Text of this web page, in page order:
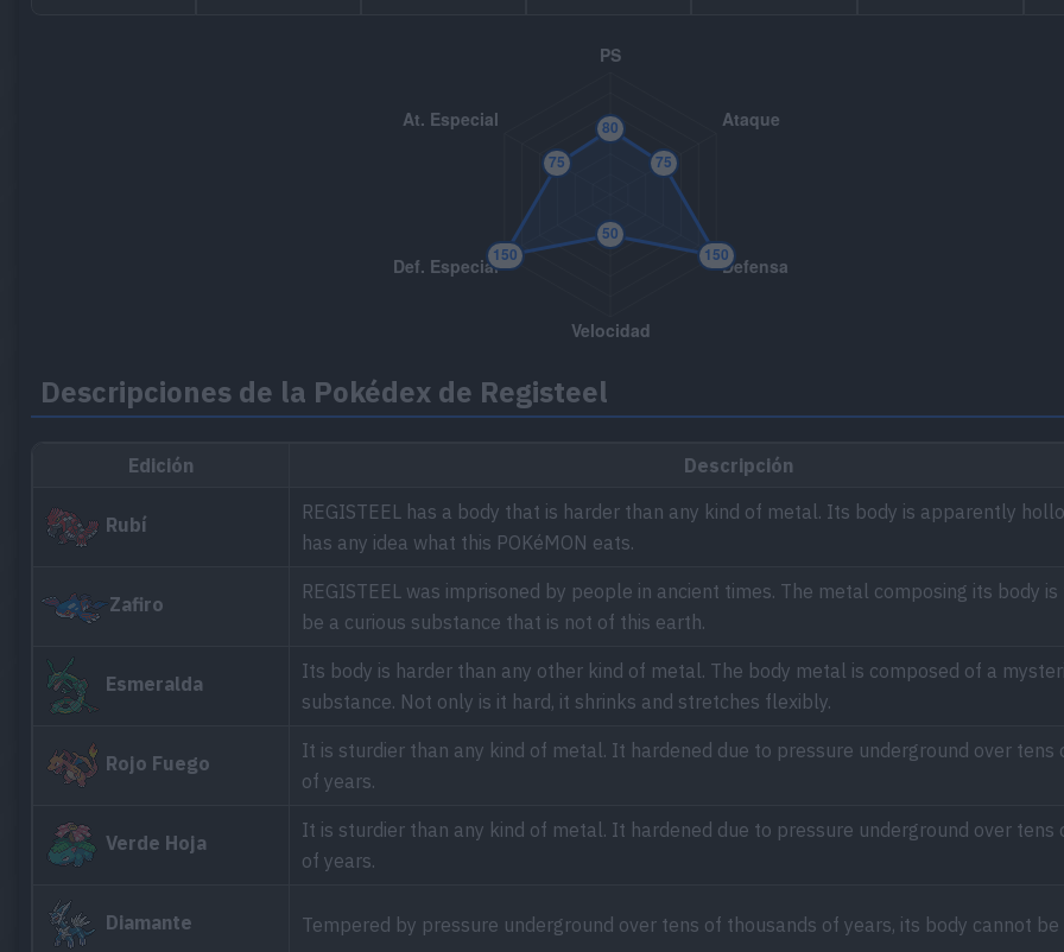
Descripciones de la Pokédex de Registeel
Edición Descripción
Rubí
REGISTEEL has a body that is harder than any kind of metal. Its body is apparently
has any idea what this POKéMON eats.
Zafiro
REGISTEEL was imprisoned by people in ancient times. The metal composing its body
be a curious substance that is not of this earth.
Esmeralda
Its body is harder than any other kind of metal. The body metal is composed of a
substance. Not only is it hard, it shrinks and stretches flexibly.
Rojo Fuego
It is sturdier than any kind of metal. It hardened due to pressure underground over tens
of years.
Verde Hoja
It is sturdier than any kind of metal. It hardened due to pressure underground over tens
of years.
Diamante Tempered by pressure underground over tens of thousands of years, its body cannot be